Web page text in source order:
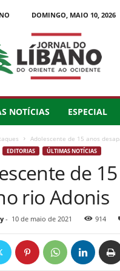
DOMINGO, MAIO 10, 2026
NOTÍCIAS ESPECIAL
Adolescente de 15 anos
EDITORIAS ÚLTIMAS NOTÍCIAS
de
rio Adonis
- 10 de maio de 2021 914